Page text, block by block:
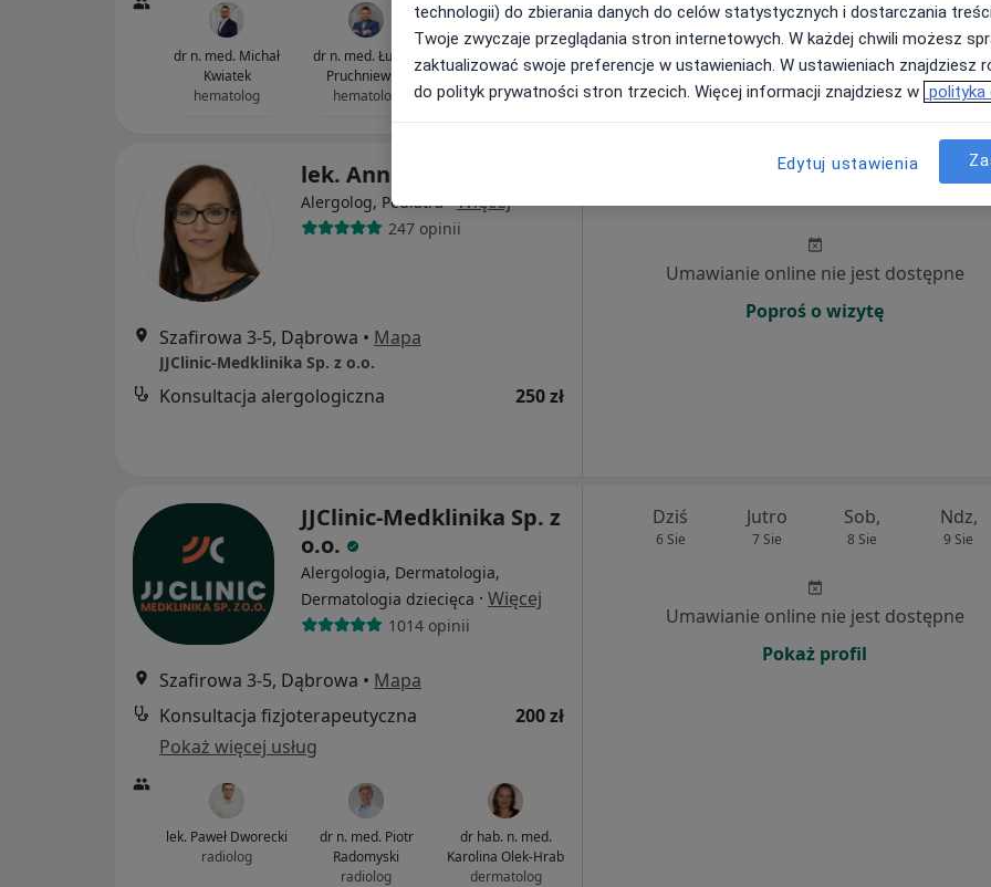
dr n. med. Michał
Kwiatek
hematolog
dr n. med. Łukasz
Pruchniewski
hematolog
lek. Anna Zelent
Alergolog, Pediatra·Więcej
247 opinii
Szafirowa 3-5, Dąbrowa • Mapa
JJClinic-Medklinika Sp. z o.o.
Konsultacja alergologiczna 250 zł
Jutro Sob, Ndz,
Umawianie online nie jest dostępne
Poproś o wizytę
JJClinic-Medklinika Sp. z
o.o.
Alergologia, Dermatologia,
Dermatologia dziecięca · Więcej
1014 opinii
Szafirowa 3-5, Dąbrowa • Mapa
Konsultacja fizjoterapeutyczna
200 zł
Pokaż więcej usług
lek. Paweł Dworecki
radiolog
dr n. med. Piotr
Radomyski
radiolog
dr hab. n. med.
Karolina Olek-Hrab
dermatolog
Dziś
6 Sie
Jutro
7 Sie
Sob,
8 Sie
Ndz,
9 Sie
Umawianie online nie jest dostępne
Pokaż profil
technologii) do zbierania danych do celów statystycznych i dostarczania
Twoje zwyczaje przeglądania stron internetowych. W każdej chwili możesz
zaktualizować swoje preferencje w ustawieniach. W ustawieniach znajdziesz
do polityk prywatności stron trzecich. Więcej informacji znajdziesz w polityka
Edytuj ustawienia